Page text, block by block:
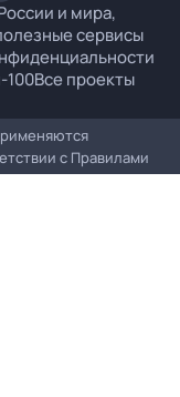
и мира,
сервисы
100Все проекты
с Правилами